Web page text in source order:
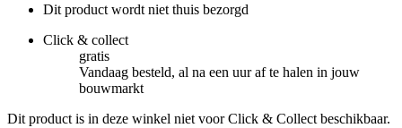
Dit product wordt niet thuis bezorgd
Click & collect
gratis
Vandaag besteld, al na een uur af te halen in jouw
bouwmarkt
Dit product is in deze winkel niet voor Click & Collect beschikbaar.